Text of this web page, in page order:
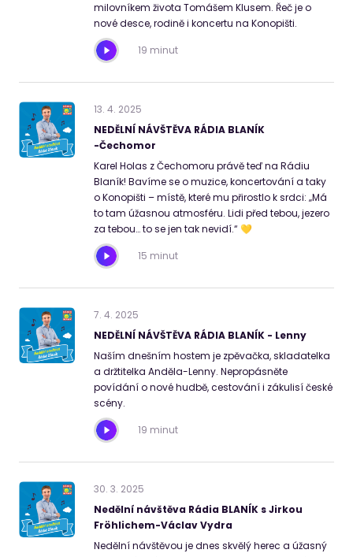
milovníkem života Tomášem Klusem. Řeč je o
nové desce, rodině i koncertu na Konopišti.
19 minut
13. 4. 2025
NEDĚLNÍ NÁVŠTĚVA RÁDIA BLANÍK
-Čechomor
Karel Holas z Čechomoru právě teď na Rádiu
Blaník! Bavíme se o muzice, koncertování a taky
o Konopišti – místě, které mu přirostlo k srdci: „Má
to tam úžasnou atmosféru. Lidi před tebou, jezero
za tebou… to se jen tak nevidí.“ 💛
15 minut
7. 4. 2025
NEDĚLNÍ NÁVŠTĚVA RÁDIA BLANÍK - Lenny
Naším dnešním hostem je zpěvačka, skladatelka
a držtitelka Anděla-Lenny. Nepropásněte
povídání o nové hudbě, cestování i zákulisí české
scény.
19 minut
30. 3. 2025
Nedělní návštěva Rádia BLANÍK s Jirkou
Fröhlichem-Václav Vydra
Nedělní návštěvou je dnes skvělý herec a úžasný